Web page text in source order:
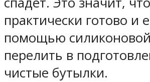
практически готово и
помощью
перелить в
чистые бутылки.